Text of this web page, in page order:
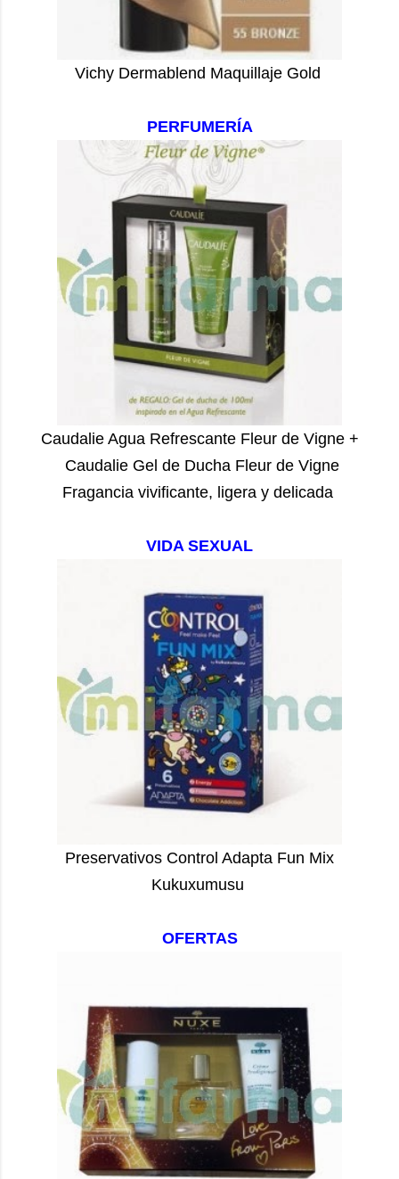
Vichy Dermablend Maquillaje Gold
PERFUMERÍA
Caudalie Agua Refrescante Fleur de Vigne +
Caudalie Gel de Ducha Fleur de Vigne
Fragancia vivificante, ligera y delicada
VIDA SEXUAL
Preservativos Control Adapta Fun Mix
Kukuxumusu
OFERTAS